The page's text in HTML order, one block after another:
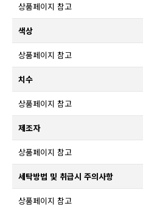
상품페이지 참고
색상
상품페이지 참고
치수
상품페이지 참고
제조자
상품페이지 참고
세탁방법 및 취급시 주의사항
상품페이지 참고